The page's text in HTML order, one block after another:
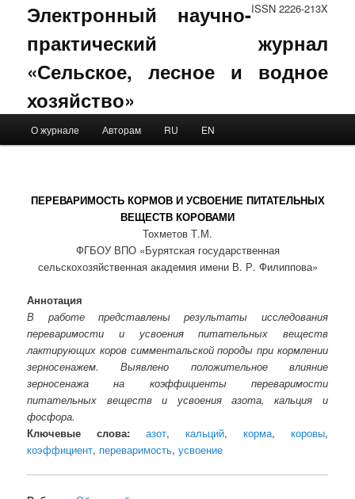
ISSN 2226-213X
Электронный научно-
практический журнал
«Сельское, лесное и водное
хозяйство»
Skip to primary content
Skip to secondary content
О журнале Авторам RU EN
ПЕРЕВАРИМОСТЬ КОРМОВ И УСВОЕНИЕ ПИТАТЕЛЬНЫХ
ВЕЩЕСТВ КОРОВАМИ
Тохметов Т.М.
ФГБОУ ВПО «Бурятская государственная
сельскохозяйственная академия имени В. Р. Филиппова»
Аннотация
В работе представлены результаты исследования
переваримости и усвоения питательных веществ
лактирующих коров симментальской породы при кормлении
зерносенажем. Выявлено положительное влияние
зерносенажа на коэффициенты переваримости
питательных веществ и усвоения азота, кальция и
фосфора.
Ключевые слова:
азот, кальций, корма, коровы,
коэффициент, переваримость,усвоение